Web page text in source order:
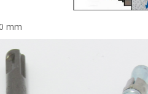
mm